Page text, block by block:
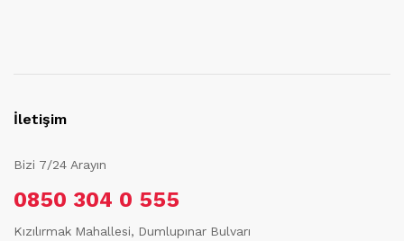
İletişim
Bizi 7/24 Arayın
0850 304 0 555
Kızılırmak Mahallesi, Dumlupınar Bulvarı